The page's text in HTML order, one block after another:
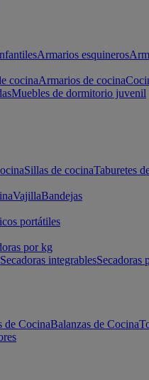
Armarios esquineros
cocinaArmarios de cocina
Muebles de dormitorio juvenil
Sillas de cocinaTaburetes
VajillaBandejas
portátiles
por kg
Secadoras integrablesSecadoras
de CocinaBalanzas de Cocina